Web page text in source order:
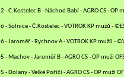
- Č.Kostelec B - Náchod Babí - AGRO CS - OP
- Solnice - Č.Kostelec - VOTROK KP mužů -
- Jaroměř - Rychnov A - VOTROK KP mužů -
- Machov - Jaroměř B - AGRO CS - OP muži
- Dolany - Velké Poříčí - AGRO CS - OP muži